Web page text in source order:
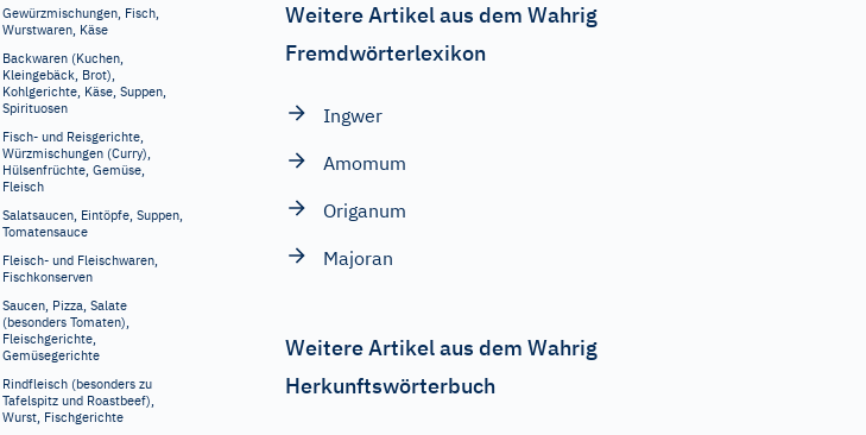
Gewürzmischungen, Fisch,
Wurstwaren, Käse
Backwaren (Kuchen,
Kleingebäck, Brot),
Kohlgerichte, Käse, Suppen,
Spirituosen
Fisch- und Reisgerichte,
Würzmischungen (Curry),
Hülsenfrüchte, Gemüse,
Fleisch
Salatsaucen, Eintöpfe, Suppen,
Tomatensauce
Fleisch- und Fleischwaren,
Fischkonserven
Saucen, Pizza, Salate
(besonders Tomaten),
Fleischgerichte,
Gemüsegerichte
Rindfleisch (besonders zu
Tafelspitz und Roastbeef),
Wurst, Fischgerichte
Weitere Artikel aus dem Wahrig
Fremdwörterlexikon
Ingwer
Amomum
Origanum
Majoran
Weitere Artikel aus dem Wahrig
Herkunftswörterbuch